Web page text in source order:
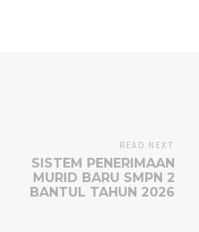
READ NEXT
SISTEM PENERIMAAN
MURID BARU SMPN 2
BANTUL TAHUN 2026